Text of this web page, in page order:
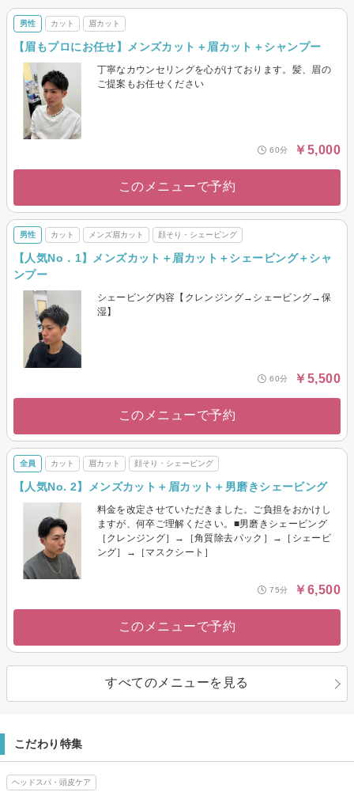
男性 カット 眉カット
【眉もプロにお任せ】メンズカット＋眉カット＋シャンプー
丁寧なカウンセリングを心がけております。髪、眉の
ご提案もお任せください
60分 ￥5,000
このメニューで予約
男性 カット メンズ眉カット 顔そり・シェービング
【人気No．1】メンズカット＋眉カット＋シェービング＋シャ
ンプー
シェービング内容【クレンジング→シェービング→保
湿】
60分 ￥5,500
このメニューで予約
全員 カット 眉カット 顔そり・シェービング
【人気No. 2】メンズカット＋眉カット＋男磨きシェービング
料金を改定させていただきました。ご負担をおかけし
ますが、何卒ご理解ください。■男磨きシェービング
［クレンジング］→［角質除去パック］→［シェービ
ング］→［マスクシート］
75分 ￥6,500
このメニューで予約
すべてのメニューを見る
こだわり特集
ヘッドスパ・頭皮ケア